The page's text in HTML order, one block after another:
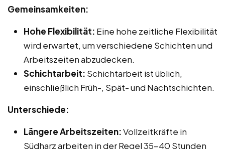
Gemeinsamkeiten:
Hohe Flexibilität: Eine hohe zeitliche Flexibilität
wird erwartet, um verschiedene Schichten und
Arbeitszeiten abzudecken.
Schichtarbeit: Schichtarbeit ist üblich,
einschließlich Früh-, Spät- und Nachtschichten.
Unterschiede:
Längere Arbeitszeiten:Vollzeitkräfte in
Südharz arbeiten in der Regel 35-40 Stunden